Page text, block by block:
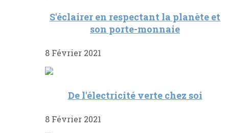
S'éclairer en respectant la planète et
son porte-monnaie
8 Février 2021
De l'électricité verte chez soi
8 Février 2021